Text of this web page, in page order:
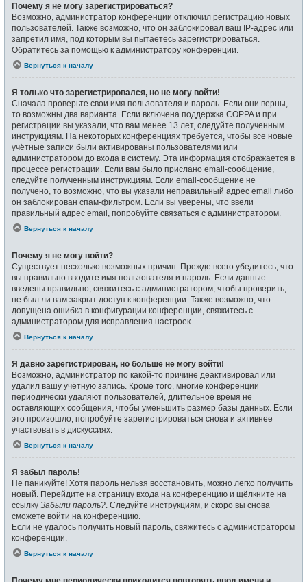
Почему я не могу зарегистрироваться?
Возможно, администратор конференции отключил регистрацию новых
пользователей. Также возможно, что он заблокировал ваш IP-адрес или
запретил имя, под которым вы пытаетесь зарегистрироваться.
Обратитесь за помощью к администратору конференции.
Вернуться к началу
Я только что зарегистрировался, но не могу войти!
Сначала проверьте свои имя пользователя и пароль. Если они верны,
то возможны два варианта. Если включена поддержка COPPA и при
регистрации вы указали, что вам менее 13 лет, следуйте полученным
инструкциям. На некоторых конференциях требуется, чтобы все новые
учётные записи были активированы пользователями или
администратором до входа в систему. Эта информация отображается в
процессе регистрации. Если вам было прислано email-сообщение,
следуйте полученным инструкциям. Если email-сообщение не
получено, то возможно, что вы указали неправильный адрес email либо
он заблокирован спам-фильтром. Если вы уверены, что ввели
правильный адрес email, попробуйте связаться с администратором.
Вернуться к началу
Почему я не могу войти?
Существует несколько возможных причин. Прежде всего убедитесь, что
вы правильно вводите имя пользователя и пароль. Если данные
введены правильно, свяжитесь с администратором, чтобы проверить,
не был ли вам закрыт доступ к конференции. Также возможно, что
допущена ошибка в конфигурации конференции, свяжитесь с
администратором для исправления настроек.
Вернуться к началу
Я давно зарегистрирован, но больше не могу войти!
Возможно, администратор по какой-то причине деактивировал или
удалил вашу учётную запись. Кроме того, многие конференции
периодически удаляют пользователей, длительное время не
оставляющих сообщения, чтобы уменьшить размер базы данных. Если
это произошло, попробуйте зарегистрироваться снова и активнее
участвовать в дискуссиях.
Вернуться к началу
Я забыл пароль!
Не паникуйте! Хотя пароль нельзя восстановить, можно легко получить
новый. Перейдите на страницу входа на конференцию и щёлкните на
ссылку Забыли пароль? . Следуйте инструкциям, и скоро вы снова
сможете войти на конференцию.
Если не удалось получить новый пароль, свяжитесь с администратором
конференции.
Вернуться к началу